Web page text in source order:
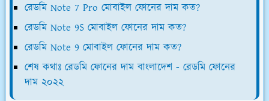
রেডমি Note 7 Pro মোবাইল ফোনের দাম কত?
রেডমি Note 9S মোবাইল ফোনের দাম কত?
রেডমি Note 9 মোবাইল ফোনের দাম কত?
শেষ কথাঃ রেডমি ফোনের দাম বাংলাদেশ - রেডমি ফোনের
দাম ২০২২